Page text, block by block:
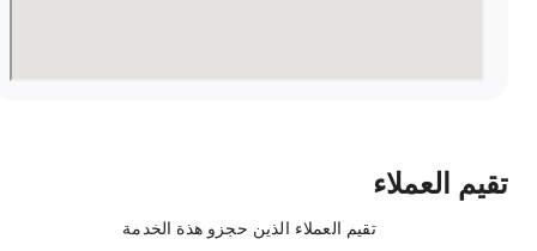
العملاء
تقيم العملاء الذين حجزو هذة الخدمة